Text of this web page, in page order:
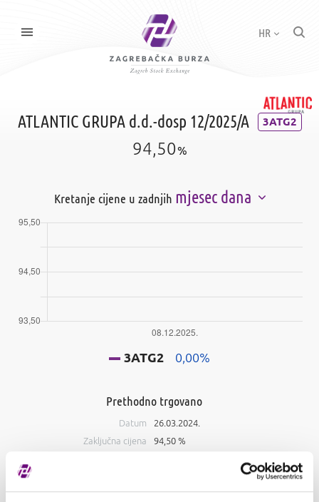
HR
ATLANTIC GRUPA d.d.-dosp 12/2025/A 3ATG2
94,50%
Prethodno trgovano
Datum
26.03.2024.
Zaključna cijena
94,50 %
Kretanje cijene u zadnjih mjesec dana
3ATG2 0,00%